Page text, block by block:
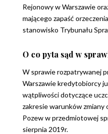
Rejonowy w Warszawie
mającego zapaść
stanowisko Trybunału
O co pyta sąd w
W sprawie rozpatrywanej
Warszawie kredytobiorcy
wątpliwości dotyczące
zakresie warunków
Pozew w przedmiotowej
sierpnia 2019r.